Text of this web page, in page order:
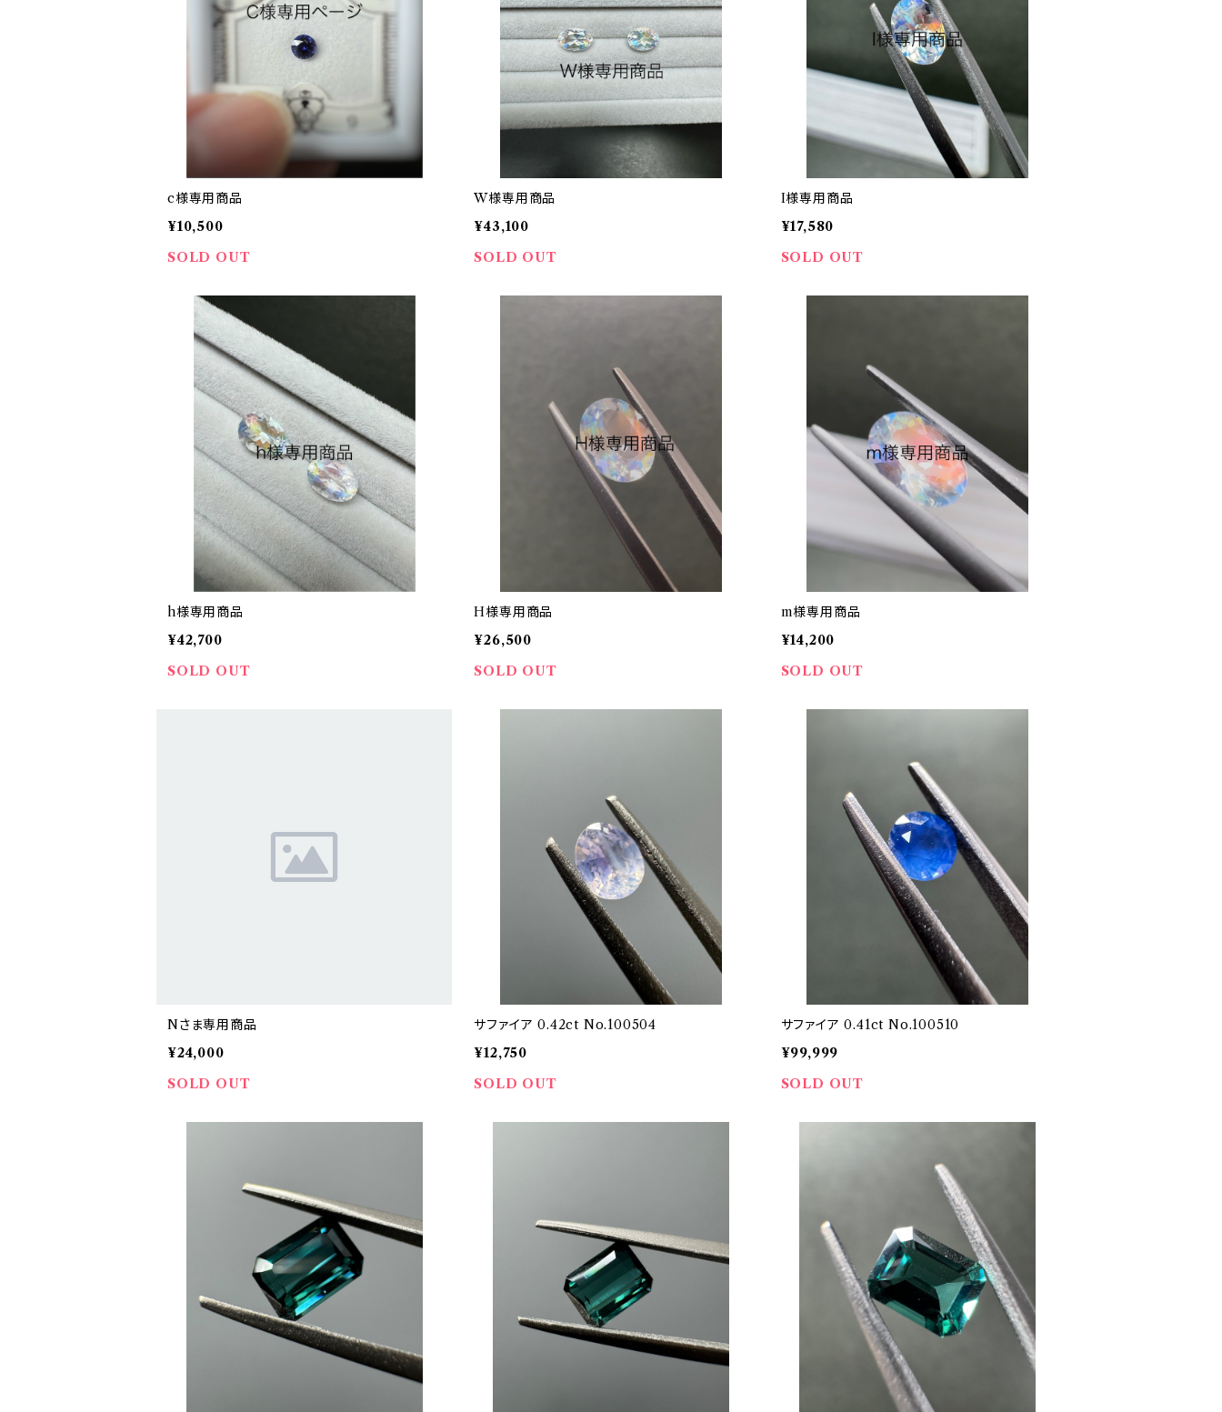
c様専用商品
¥10,500
SOLD OUT
W様専用商品
¥43,100
SOLD OUT
I様専用商品
¥17,580
SOLD OUT
h様専用商品
¥42,700
SOLD OUT
H様専用商品
¥26,500
SOLD OUT
m様専用商品
¥14,200
SOLD OUT
Nさま専用商品
¥24,000
SOLD OUT
サファイア 0.42ct No.100504
¥12,750
SOLD OUT
サファイア 0.41ct No.100510
¥99,999
SOLD OUT